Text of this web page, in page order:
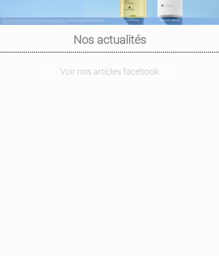
Nos actualités
Voir nos articles facebook